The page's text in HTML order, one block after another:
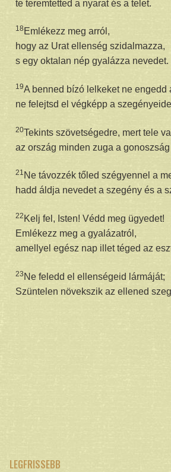
te teremtetted a nyarat és a telet.
18Emlékezz meg arról,
hogy az Urat ellenség szidalmazza,
s egy oktalan nép gyalázza nevedet.
19A benned bízó lelkeket ne engedd
ne felejtsd el végképp a
20Tekints szövetségedre, mert tele
az ország minden zuga a
21 Ne távozzék tőled szégyennel a
hadd áldja nevedet a szegény és a
22 Kelj fel, Isten! Védd meg ügyedet!
Emlékezz meg a gyalázatról,
amellyel egész nap illet téged az
23 Ne feledd el ellenségeid lármáját;
Szüntelen növekszik az ellened
LEGFRISSEBB